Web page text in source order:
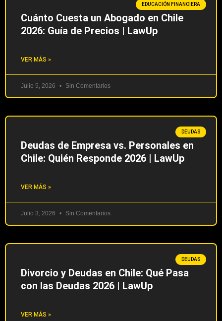
EDUCACIÓN FINANCIERA
Cuánto Cuesta un Abogado en Chile
2026: Guía de Precios | LawUp
VER MÁS »
Julio 5, 2026 Sin Comentarios
DEUDAS
Deudas de Empresa vs. Personales en
Chile: Quién Responde 2026 | LawUp
VER MÁS »
Julio 3, 2026 Sin Comentarios
DEUDAS
Divorcio y Deudas en Chile: Qué Pasa
con las Deudas 2026 | LawUp
VER MÁS »